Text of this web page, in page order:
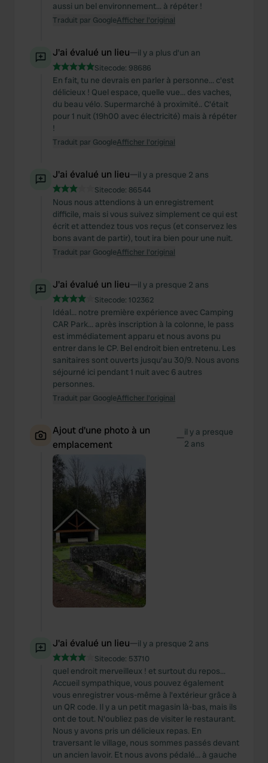
aussi un bel environnement... à répéter !
Traduit par GoogleAfficher l'original
J'ai évalué un lieu—il y a plus d’un an
Sitecode: 98686
En fait, tu ne devrais en parler à personne... c'est
délicieux ! Quel espace, quelle vue... des vaches,
du beau vélo. Supermarché à proximité.. C'était
pour 1 nuit (19h00 avec électricité) mais à répéter
!
Traduit par GoogleAfficher l'original
J'ai évalué un lieu—il y a presque 2 ans
Sitecode: 86544
Nous nous attendions à un enregistrement
difficile, mais si vous suivez simplement ce qui est
écrit et attendez tous vos reçus (et conservez les
bons avant de partir), tout ira bien pour une nuit.
Traduit par GoogleAfficher l'original
J'ai évalué un lieu—il y a presque 2 ans
Sitecode: 102362
Idéal... notre première expérience avec Camping
CAR Park... après inscription à la colonne, le pass
est immédiatement apparu et nous avons pu
entrer dans le CP. Bel endroit bien entretenu. Les
sanitaires sont ouverts jusqu'au 30/9. Nous avons
séjourné ici pendant 1 nuit avec 6 autres
personnes.
Traduit par GoogleAfficher l'original
Ajout d'une photo à un
emplacement
—il y a presque
2 ans
J'ai évalué un lieu—il y a presque 2 ans
Sitecode: 53710
quel endroit merveilleux ! et surtout du repos...
Accueil sympathique, vous pouvez également
vous enregistrer vous-même à l'extérieur grâce à
un QR code. Il y a un petit magasin là-bas, mais ils
ont de tout. N'oubliez pas de visiter le restaurant.
Nous y avons pris un délicieux repas. En
traversant le village, nous sommes passés devant
un ancien lavoir. Et nous avons pédalé... à gauche